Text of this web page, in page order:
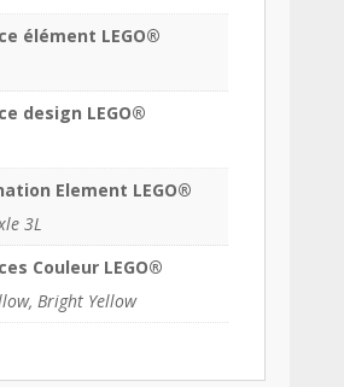
élément LEGO®
design LEGO®
Element LEGO®
3L
Couleur LEGO®
Bright Yellow